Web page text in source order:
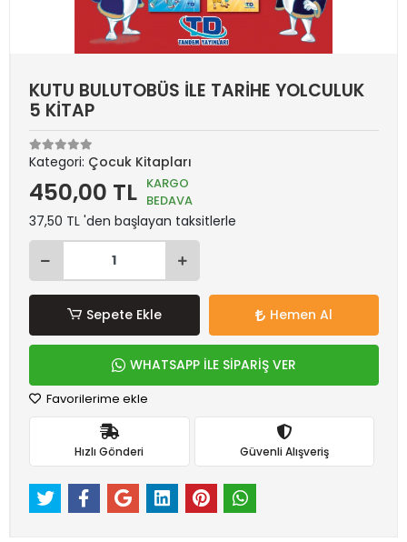
KUTU BULUTOBÜS İLE TARİHE YOLCULUK
5 KİTAP
Kategori: Çocuk Kitapları
450,00 TL KARGO
BEDAVA
37,50 TL 'den başlayan taksitlerle
Sepete Ekle Hemen Al
WHATSAPP İLE SİPARİŞ VER
Favorilerime ekle
Hızlı Gönderi Güvenli Alışveriş